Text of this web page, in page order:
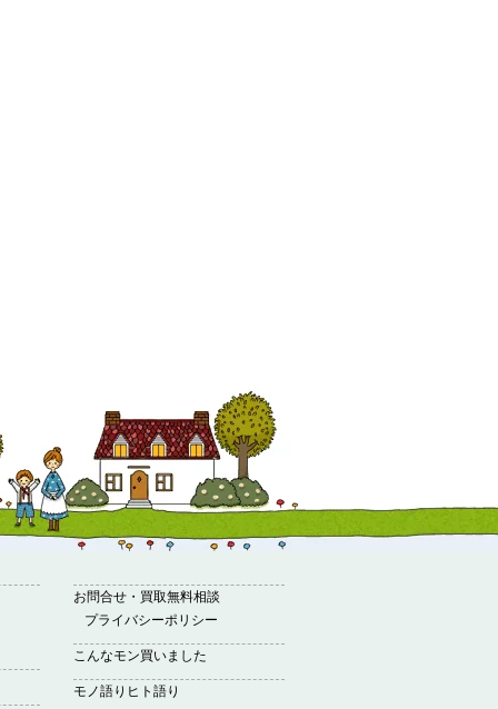
お問合せ・買取無料相談
プライバシーポリシー
こんなモン買いました
モノ語りヒト語り